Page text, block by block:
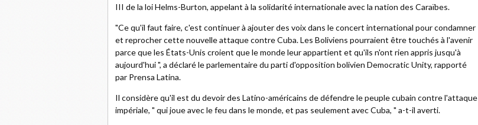
III de la loi Helms-Burton, appelant à la solidarité internationale avec la nation des Caraïbes.
"Ce qu'il faut faire, c'est continuer à ajouter des voix dans le concert international pour condamner
et reprocher cette nouvelle attaque contre Cuba. Les Boliviens pourraient être touchés à l'avenir
parce que les États-Unis croient que le monde leur appartient et qu'ils n'ont rien appris jusqu'à
aujourd'hui ", a déclaré le parlementaire du parti d'opposition bolivien Democratic Unity, rapporté
par Prensa Latina.
Il considère qu'il est du devoir des Latino-américains de défendre le peuple cubain contre l'attaque
impériale, " qui joue avec le feu dans le monde, et pas seulement avec Cuba, " a-t-il averti.